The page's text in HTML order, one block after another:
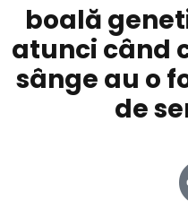
boală
atunci când
sânge au o
de